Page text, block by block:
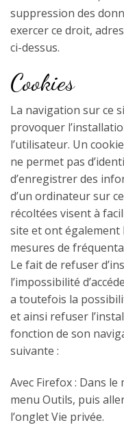
suppression des
exercer ce droit,
ci-dessus.
Cookies
La navigation sur ce
provoquer
l’utilisateur. Un
ne permet pas
d’enregistrer des
d’un ordinateur sur
récoltées visent à
site et ont également
mesures de
Le fait de refuser
l’impossibilité
a toutefois la
et ainsi refuser
fonction de son
suivante :
Avec Firefox : Dans
menu Outils, puis
l’onglet Vie privée.